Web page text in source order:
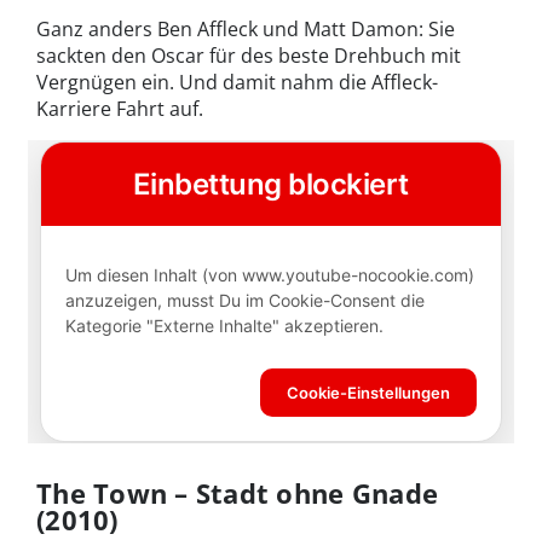
Ganz anders Ben Affleck und Matt Damon: Sie
sackten den Oscar für des beste Drehbuch mit
Vergnügen ein. Und damit nahm die Affleck-
Karriere Fahrt auf.
The Town – Stadt ohne Gnade
(2010)